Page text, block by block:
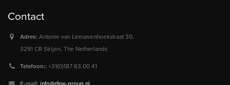
Contact
Adres: Antonie van Leeuwenhoekstraat 30,
3291 CR Strijen, The Netherlands
Telefoon:: +31(0)187 63 00 41
E-mail: info@dkw-group.nl